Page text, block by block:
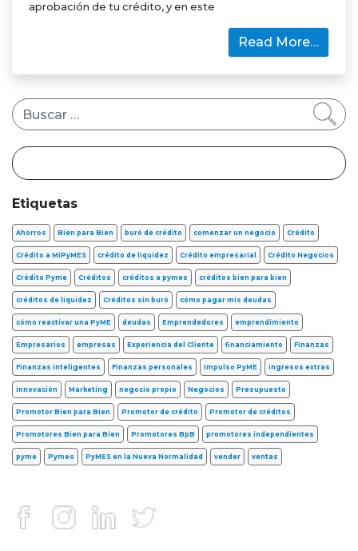
aprobación de tu crédito, y en este
Read More…
Buscar
Etiquetas
Ahorros Bien para Bien buró de crédito comenzar un negocio Crédito
Crédito a MiPyMES crédito de liquidez Crédito empresarial Crédito Negocios
Crédito Pyme Créditos créditos a pymes créditos bien para bien
créditos de liquidez Créditos sin buró cómo pagar mis deudas
cómo reactivar una PyME deudas Emprendedores emprendimiento
Empresarios empresas Experiencia del Cliente financiamiento Finanzas
Finanzas inteligentes Finanzas personales Impulso PyME ingresos extras
innovación Marketing negocio propio Negocios Presupuesto
Promotor Bien para Bien Promotor de crédito Promotor de créditos
Promotores Bien para Bien Promotores BpB promotores independientes
pyme Pymes PyMES en la Nueva Normalidad vender ventas